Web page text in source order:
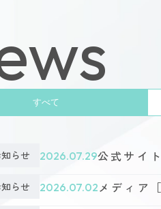
すべて
らせ 2026.07.29公式サイ
らせ 2026.07.02メディア